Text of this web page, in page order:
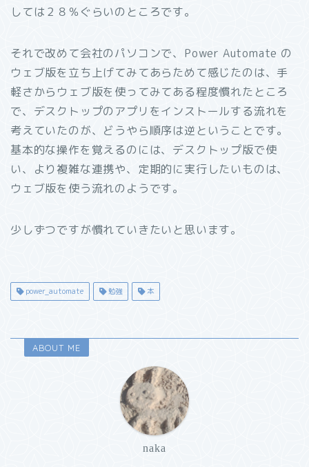
しては２８％ぐらいのところです。
それで改めて会社のパソコンで、Power Automate の
ウェブ版を立ち上げてみてあらためて感じたのは、手
軽さからウェブ版を使ってみてある程度慣れたところ
で、デスクトップのアプリをインストールする流れを
考えていたのが、どうやら順序は逆ということです。
基本的な操作を覚えるのには、デスクトップ版で使
い、より複雑な連携や、定期的に実行したいものは、
ウェブ版を使う流れのようです。
少しずつですが慣れていきたいと思います。
power_automate 勉強 本
ABOUT ME
naka